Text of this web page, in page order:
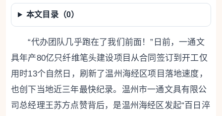
本文目录（0）
“代办团队几乎跑在了我们前面！”日前，一通文
具年产80亿只纤维笔头建设项目从合同签订到开工仅
用时13个自然日，刷新了温州海经区项目落地速度，
也创下当地近三年最快纪录。温州市一通文具有限公
司总经理王苏方点赞背后，是温州海经区发起“百日淬